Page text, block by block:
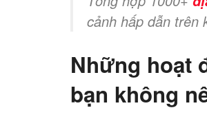
cảnh hấp dẫn trên
Những hoạt
bạn không